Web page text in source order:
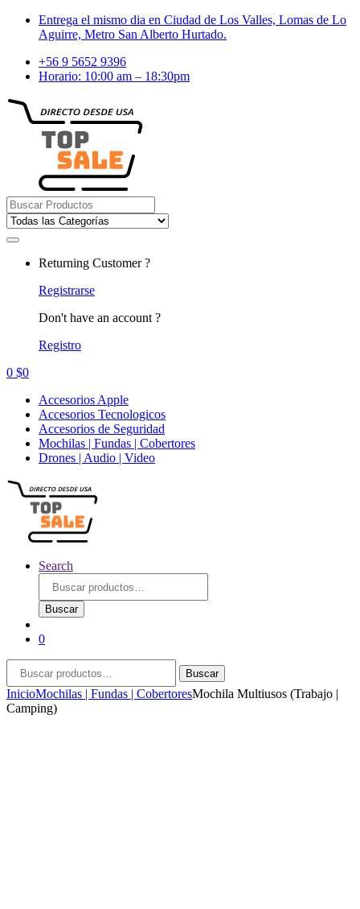
Skip
Skip
Entrega el mismo dia en Ciudad de Los Valles, Lomas de Lo
Aguirre, Metro San Alberto Hurtado.
+56 9 5652 9396
Horario: 10:00 am – 18:30pm
Search
for:
Returning Customer ?
Registrarse
Don't have an account ?
Registro
0 $0
Accesorios Apple
Accesorios Tecnologicos
Accesorios de Seguridad
Mochilas | Fundas | Cobertores
Drones | Audio | Video
Search
por:
Buscar
0
por:
Buscar
InicioMochilas | Fundas | CobertoresMochila Multiusos (Trabajo |
Camping)